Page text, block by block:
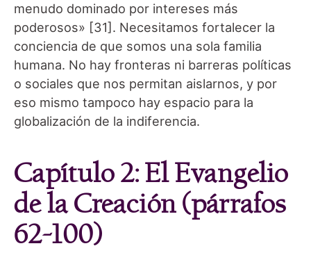
menudo dominado por intereses más
poderosos» [31]. Necesitamos fortalecer la
conciencia de que somos una sola familia
humana. No hay fronteras ni barreras políticas
o sociales que nos permitan aislarnos, y por
eso mismo tampoco hay espacio para la
globalización de la indiferencia.
Capítulo 2: El Evangelio
de la Creación (párrafos
62-100)